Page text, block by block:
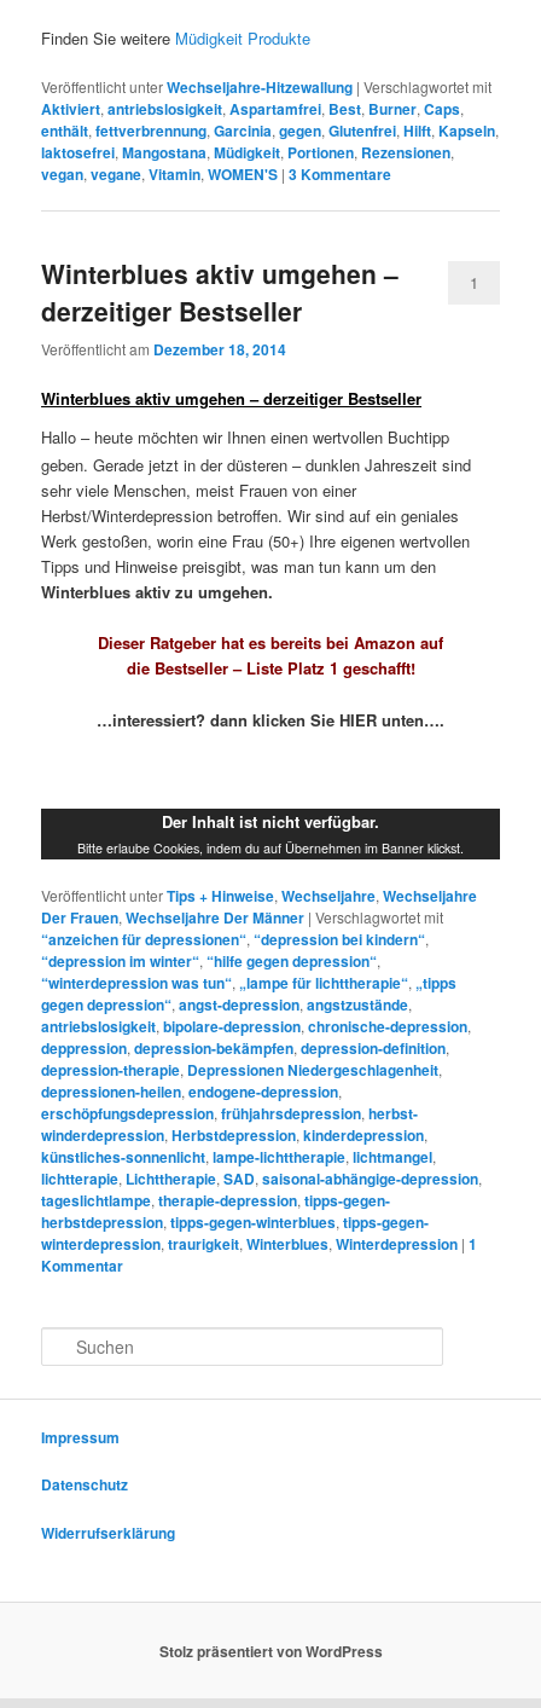
Finden Sie weitere Müdigkeit Produkte
Veröffentlicht unterWechseljahre-Hitzewallung |Verschlagwortet mit
Aktiviert,antriebslosigkeit,Aspartamfrei, Best, Burner,Caps,
enthält,fettverbrennung,Garcinia,gegen,Glutenfrei,Hilft,Kapseln,
laktosefrei,Mangostana,Müdigkeit, Portionen, Rezensionen,
vegan,vegane,Vitamin,WOMEN'S |3Kommentare
Winterblues aktiv umgehen –
derzeitiger Bestseller
Veröffentlicht am Dezember 18, 2014
1
Winterblues aktiv umgehen – derzeitiger Bestseller
Hallo – heute möchten wir Ihnen einen wertvollen Buchtipp
geben. Gerade jetzt in der düsteren – dunklen Jahreszeit sind
sehr viele Menschen, meist Frauen von einer
Herbst/Winterdepression betroffen. Wir sind auf ein geniales
Werk gestoßen, worin eine Frau (50+) Ihre eigenen wertvollen
Tipps und Hinweise preisgibt, was man tun kann um den
Winterblues aktiv zu umgehen.
Dieser Ratgeber hat es bereits bei Amazon auf
die Bestseller – Liste Platz 1 geschafft!
…interessiert? dann klicken Sie HIER unten….
Der Inhalt ist nicht verfügbar.
Bitte erlaube Cookies, indem du auf Übernehmen im Banner klickst.
Veröffentlicht unterTips + Hinweise,Wechseljahre,Wechseljahre
Der Frauen,Wechseljahre Der Männer |Verschlagwortet mit
“anzeichen für depressionen“,“depression bei kindern“,
“depression im winter“,“hilfe gegen depression“,
“winterdepression was tun“, „lampe für lichttherapie“, „tipps
gegen depression“,angst-depression,angstzustände,
antriebslosigkeit,bipolare-depression,chronische-depression,
deppression,depression-bekämpfen,depression-definition,
depression-therapie, Depressionen Niedergeschlagenheit,
depressionen-heilen,endogene-depression,
erschöpfungsdepression,frühjahrsdepression,herbst-
winderdepression,Herbstdepression,kinderdepression,
künstliches-sonnenlicht,lampe-lichttherapie,lichtmangel,
lichtterapie, Lichttherapie,SAD,saisonal-abhängige-depression,
tageslichtlampe,therapie-depression,tipps-gegen-
herbstdepression,tipps-gegen-winterblues,tipps-gegen-
winterdepression,traurigkeit,Winterblues,Winterdepression |1
Kommentar
u
e
Impressum
Datenschutz
Widerrufserklärung
Stolz präsentiert von WordPress